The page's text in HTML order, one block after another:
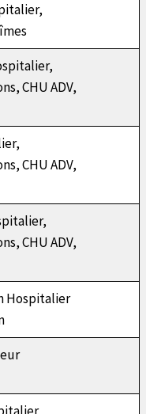
CHU ADV,
CHU ADV,
CHU ADV,
Hospitalier